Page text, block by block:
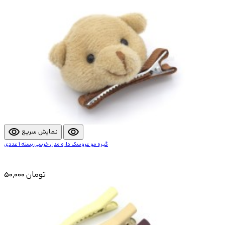
visibility نمایش سریع visibility
گیره مو عروسک داره مدل خرسی بسته 1 عددی
50,000 تومان